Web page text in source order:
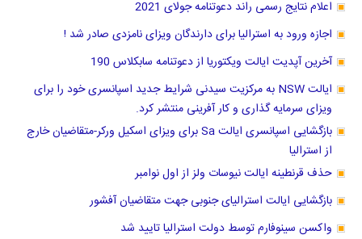
اعلام نتایج رسمی راند دعوتنامه جولای 2021
اجازه ورود به استرالیا برای دارندگان ویزای نامزدی صادر شد !
آخرین آپدیت ایالت ویکتوریا از دعوتنامه سابکلاس 190
ایالت NSW به مرکزیت سیدنی شرایط جدید اسپانسری خود را برای
ویزای سرمایه گذاری و کار آفرینی منتشر کرد.
بازگشایی اسپانسری ایالت Sa برای ویزای اسکیل ورکر-متقاضیان خارج
از استرالیا
حذف قرنطینه ایالت نیوسات ولز از اول نوامبر
بازگشایی ایالت استرالیای جنوبی جهت متقاضیان آفشور
واکسن سینوفارم توسط دولت استرالیا تایید شد